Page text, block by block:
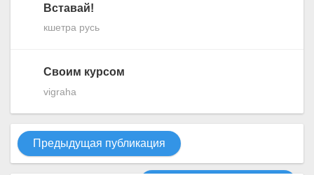
Вставай!
кшетра русь
Своим курсом
vigraha
Предыдущая публикация